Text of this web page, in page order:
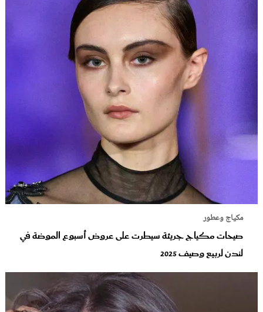
مكياج وعطور
صيحات مكياج جريئة سيطرت على عروض أسبوع الموضة في
لندن لربيع وصيف 2025